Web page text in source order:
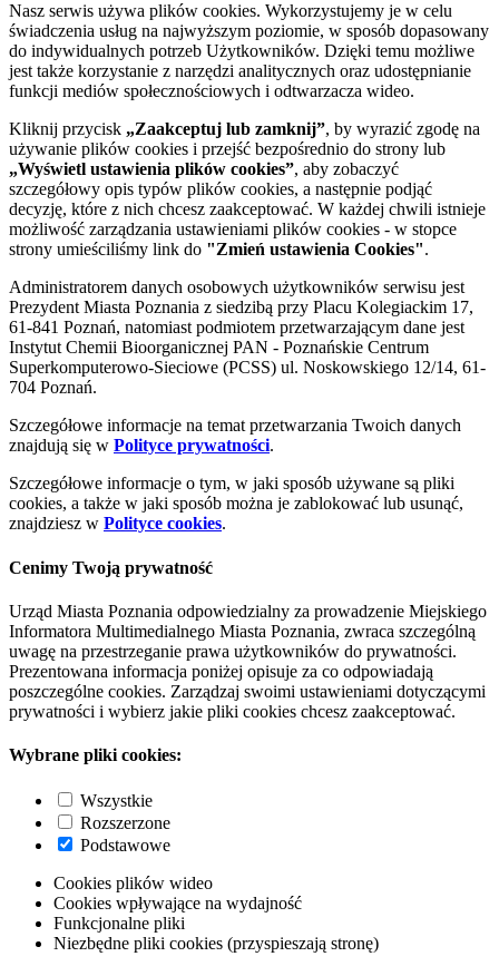
Nasz serwis używa plików cookies. Wykorzystujemy je w celu
świadczenia usług na najwyższym poziomie, w sposób dopasowany
do indywidualnych potrzeb Użytkowników. Dzięki temu możliwe
jest także korzystanie z narzędzi analitycznych oraz udostępnianie
funkcji mediów społecznościowych i odtwarzacza wideo.
Kliknij przycisk „Zaakceptuj lub zamknij”, by wyrazić zgodę na
używanie plików cookies i przejść bezpośrednio do strony lub
„Wyświetl ustawienia plików cookies”, aby zobaczyć
szczegółowy opis typów plików cookies, a następnie podjąć
decyzję, które z nich chcesz zaakceptować. W każdej chwili istnieje
możliwość zarządzania ustawieniami plików cookies - w stopce
strony umieściliśmy link do "Zmień ustawienia Cookies".
Administratorem danych osobowych użytkowników serwisu jest
Prezydent Miasta Poznania z siedzibą przy Placu Kolegiackim 17,
61-841 Poznań, natomiast podmiotem przetwarzającym dane jest
Instytut Chemii Bioorganicznej PAN - Poznańskie Centrum
Superkomputerowo-Sieciowe (PCSS) ul. Noskowskiego 12/14, 61-
704 Poznań.
Szczegółowe informacje na temat przetwarzania Twoich danych
znajdują się w Polityce prywatności.
Szczegółowe informacje o tym, w jaki sposób używane są pliki
cookies, a także w jaki sposób można je zablokować lub usunąć,
znajdziesz w Polityce cookies.
Cenimy Twoją prywatność
Urząd Miasta Poznania odpowiedzialny za prowadzenie Miejskiego
Informatora Multimedialnego Miasta Poznania, zwraca szczególną
uwagę na przestrzeganie prawa użytkowników do prywatności.
Prezentowana informacja poniżej opisuje za co odpowiadają
poszczególne cookies. Zarządzaj swoimi ustawieniami dotyczącymi
prywatności i wybierz jakie pliki cookies chcesz zaakceptować.
Wybrane pliki cookies:
Wszystkie
Rozszerzone
Podstawowe
Cookies plików wideo
Cookies wpływające na wydajność
Funkcjonalne pliki
Niezbędne pliki cookies (przyspieszają stronę)